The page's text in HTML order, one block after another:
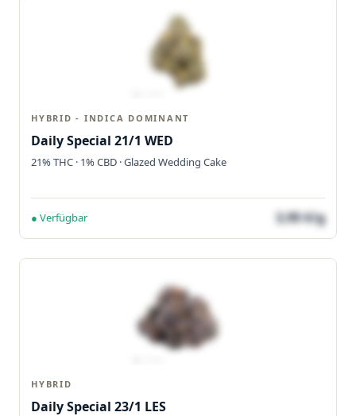
HYBRID - INDICA DOMINANT
Daily Special 21/1 WED
21% THC · 1% CBD · Glazed Wedding Cake
● Verfügbar 3,95 €/g
HYBRID
Daily Special 23/1 LES